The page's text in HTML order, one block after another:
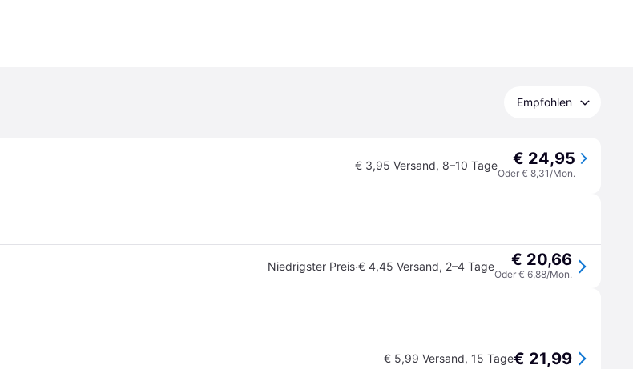
Empfohlen
€ 3,95 Versand, 8–10 Tage € 24,95
Oder € 8,31/Mon.
Niedrigster Preis·€ 4,45 Versand, 2–4 Tage € 20,66
Oder € 6,88/Mon.
€ 5,99 Versand, 15 Tage€ 21,99